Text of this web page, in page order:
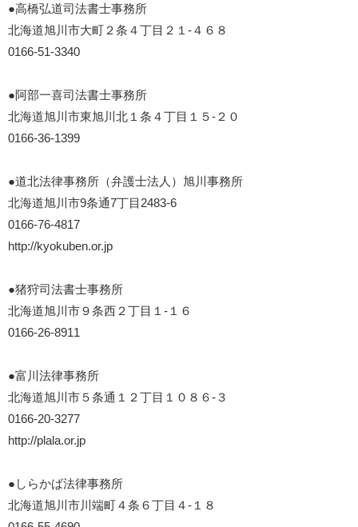
●高橋弘道司法書士事務所
北海道旭川市大町２条４丁目２１-４６８
0166-51-3340
●阿部一喜司法書士事務所
北海道旭川市東旭川北１条４丁目１５-２０
0166-36-1399
●道北法律事務所（弁護士法人）旭川事務所
北海道旭川市9条通7丁目2483-6
0166-76-4817
http://kyokuben.or.jp
●猪狩司法書士事務所
北海道旭川市９条西２丁目１-１６
0166-26-8911
●富川法律事務所
北海道旭川市５条通１２丁目１０８６-３
0166-20-3277
http://plala.or.jp
●しらかば法律事務所
北海道旭川市川端町４条６丁目４-１８